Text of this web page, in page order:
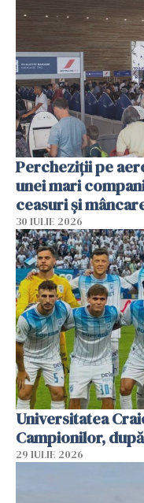
Percheziții pe
unei mari
ceasuri și
30 IULIE 2026
Universitatea
Campionilor,
29 IULIE 2026